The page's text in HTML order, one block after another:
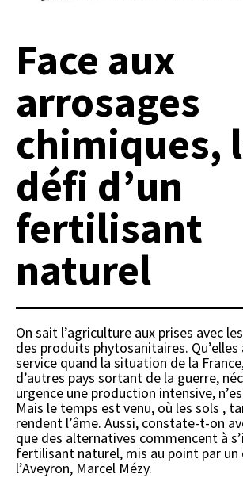
Face aux
arrosages
chimiques,
défi d’un
fertilisant
naturel
On sait l’agriculture aux prises avec
des produits phytosanitaires.
service quand la situation de la
d’autres pays sortant de la guerre,
urgence une production intensive,
Mais le temps est venu, où les sols ,
rendent l’âme. Aussi, constate-t-on
que des alternatives commencent à
fertilisant naturel, mis au point par un
l’Aveyron, Marcel Mézy.